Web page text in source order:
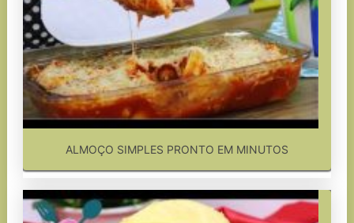
ALMOÇO SIMPLES PRONTO EM MINUTOS